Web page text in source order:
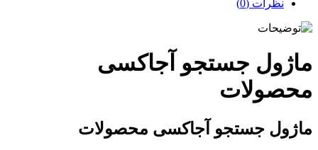
نظرات (0)
جستجو آجاکسی
جستجو آجاکسی محصولات